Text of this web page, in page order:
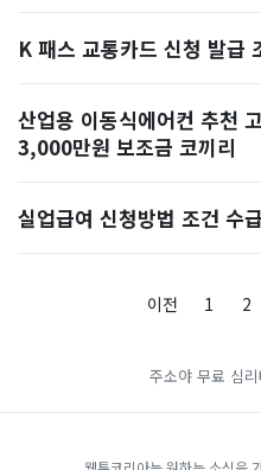
K 패스 교통카드 신청 발급
산업용 이동식에어컨 추천
3,000만원 보조금 코끼리
실업급여 신청방법 조건 수
이전 1 2
주소야 무료 심